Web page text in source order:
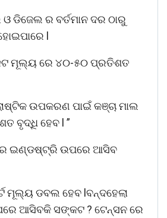
ଡିଜେଲ ର ବର୍ତମାନ ଦର ଠାରୁ
l
ମୂଲ୍ୟ ରେ ୪୦-୫୦ ପ୍ରତିଶତ
ଉପକରଣ ପାଇଁ କଞ୍ଚା ମାଲ
ବୃଦ୍ଧି ହେବ l ”
ଇଣ୍ଡଷ୍ଟ୍ରି ଉପରେ ଆସିବ
ମୂଲ୍ୟ ଡବଲ ହେବ lବନ୍ଦହେଲା
ଆସିବକି ସଙ୍କଟ ? ଟେନ୍ସନ ରେ